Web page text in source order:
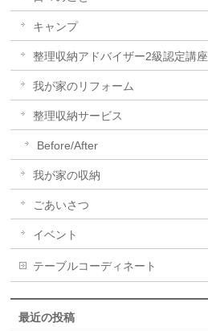
キャンプ
整理収納アドバイザー2級認定講座
我が家のリフォーム
整理収納サービス
Before/After
我が家の収納
ごあいさつ
イベント
テーブルコーディネート
最近の投稿